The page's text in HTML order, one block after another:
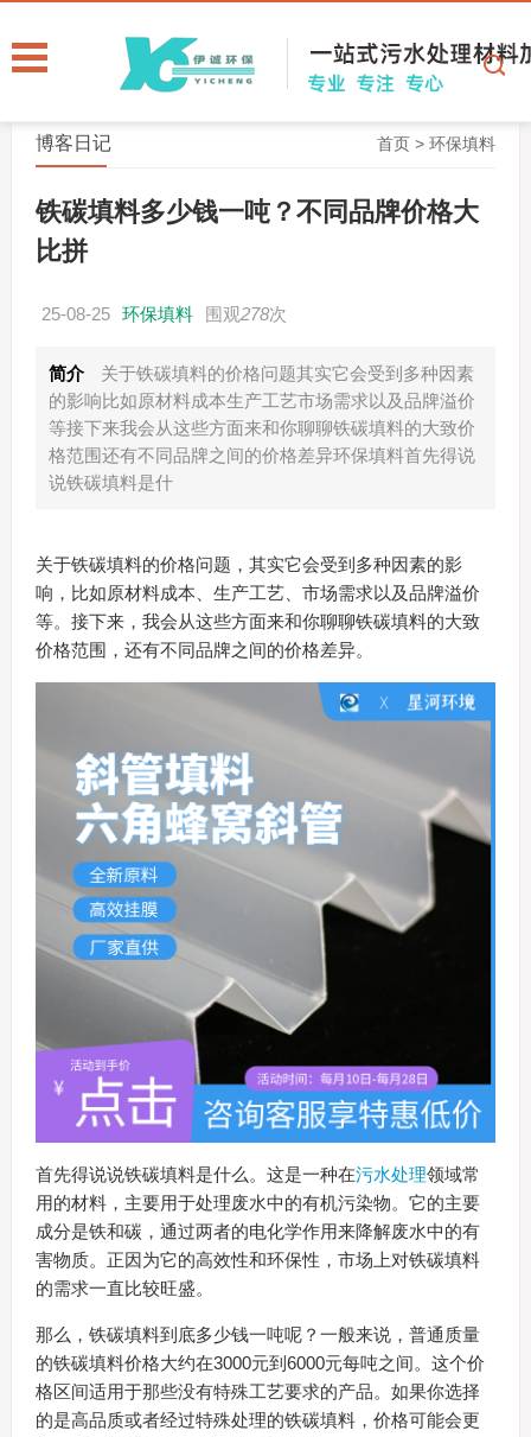
首页 >环保填料
博客日记
铁碳填料多少钱一吨？不同品牌价格大
比拼
25-08-25 环保填料 围观278次
简介
关于铁碳填料的价格问题其实它会受到多种因素
的影响比如原材料成本生产工艺市场需求以及品牌溢价
等接下来我会从这些方面来和你聊聊铁碳填料的大致价
格范围还有不同品牌之间的价格差异环保填料首先得说
说铁碳填料是什
关于铁碳填料的价格问题，其实它会受到多种因素的影
响，比如原材料成本、生产工艺、市场需求以及品牌溢价
等。接下来，我会从这些方面来和你聊聊铁碳填料的大致
价格范围，还有不同品牌之间的价格差异。
首先得说说铁碳填料是什么。这是一种在污水处理领域常
用的材料，主要用于处理废水中的有机污染物。它的主要
成分是铁和碳，通过两者的电化学作用来降解废水中的有
害物质。正因为它的高效性和环保性，市场上对铁碳填料
的需求一直比较旺盛。
那么，铁碳填料到底多少钱一吨呢？一般来说，普通质量
的铁碳填料价格大约在3000元到6000元每吨之间。这个价
格区间适用于那些没有特殊工艺要求的产品。如果你选择
的是高品质或者经过特殊处理的铁碳填料，价格可能会更